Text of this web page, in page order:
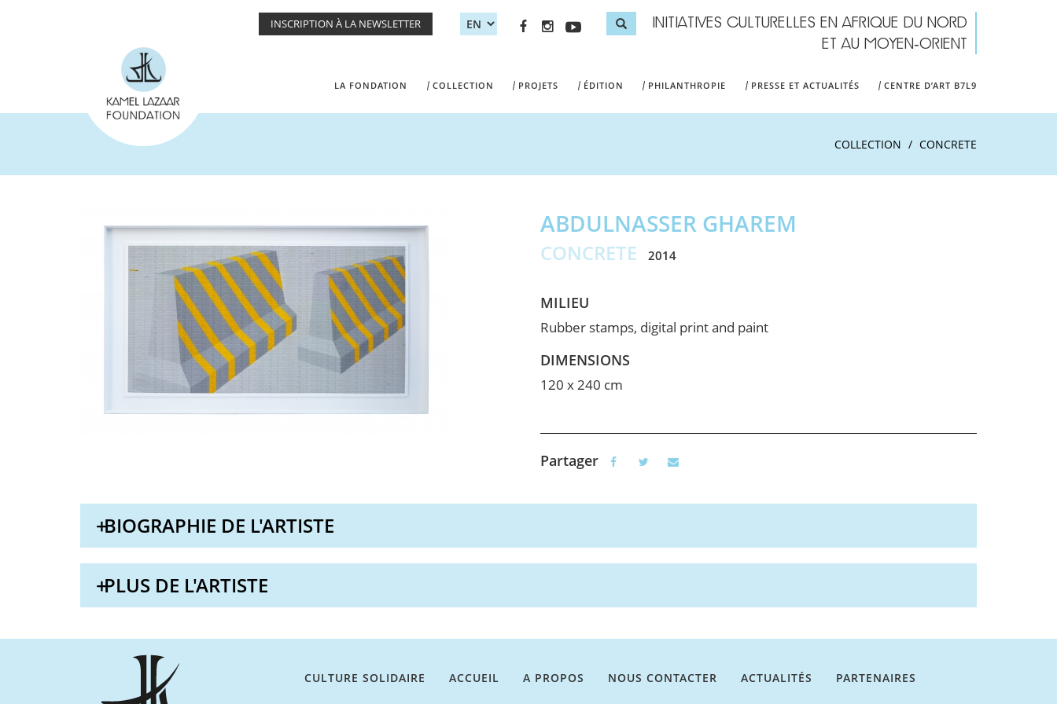
INITIATIVES CULTURELLES EN AFRIQUE DU NORD
ET AU MOYEN-ORIENT
Search form
INSCRIPTION À LA NEWSLETTER
LA FONDATION COLLECTION PROJETS ÉDITION PHILANTHROPIE PRESSE ET ACTUALITÉS CENTRE D’ART B7L9
COLLECTION CONCRETE
ABDULNASSER GHAREM
CONCRETE 2014
MILIEU
Rubber stamps, digital print and paint
DIMENSIONS
120 x 240 cm
Partager
BIOGRAPHIE DE L'ARTISTE
PLUS DE L'ARTISTE
CULTURE SOLIDAIRE ACCUEIL A PROPOS NOUS CONTACTER ACTUALITÉS PARTENAIRES